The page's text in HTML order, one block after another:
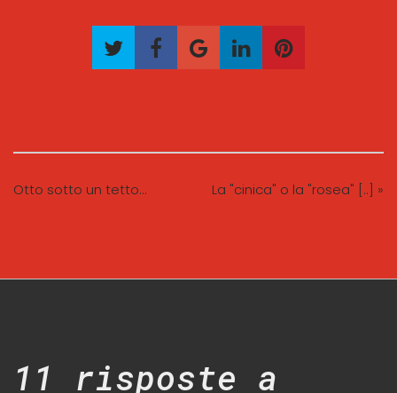
Otto sotto un tetto… La "cinica" o la "rosea" [..] »
11 risposte a